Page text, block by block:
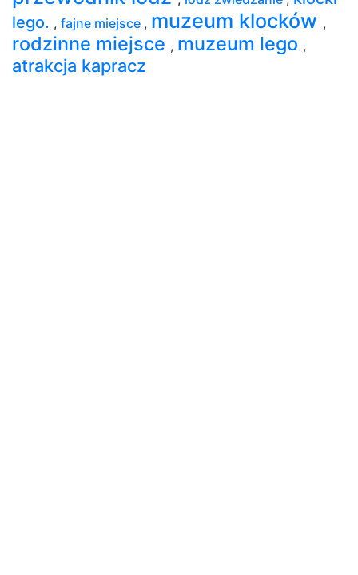
lego. , fajne miejsce , muzeum klocków ,
rodzinne miejsce , muzeum lego ,
atrakcja kapracz